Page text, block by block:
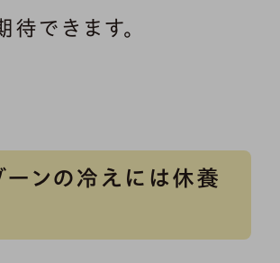
待できます。
ーンの冷えには休養